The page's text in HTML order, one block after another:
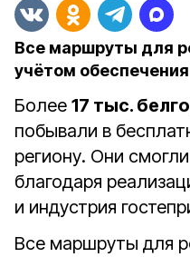
Все маршруты для
учётом
Более 17 тыс.
побывали в
региону. Они
благодаря
и индустрия
Все маршруты для